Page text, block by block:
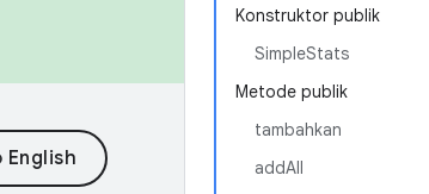
Konstruktor publik
SimpleStats
Metode publik
tambahkan
addAll